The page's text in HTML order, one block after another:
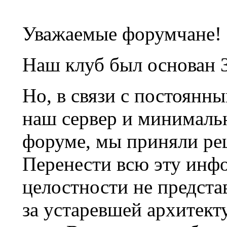
Уважаемые форумчане!
Наш клуб был основан
Но, в связи с
наш сервер и
форуме, мы приняли
Перенести всю эту
целостности не
за устаревшей